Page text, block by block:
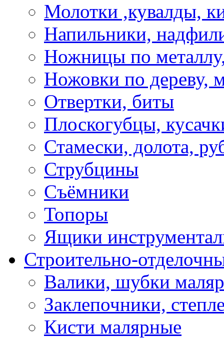
Молотки ,кувалды,
Напильники,
Ножницы по
Ножовки по дереву,
Отвертки, биты
Плоскогубцы,
Стамески, долота,
Струбцины
Съёмники
Топоры
Ящики
Строительно-
Валики, шубки
Заклепочники,
Кисти малярные